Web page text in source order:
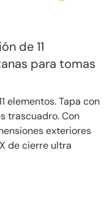
de 11
para tomas
elementos. Tapa con
trascuadro. Con
exteriores
de cierre ultra